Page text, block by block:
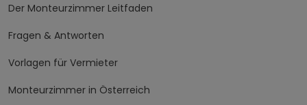
Der Monteurzimmer Leitfaden
Fragen & Antworten
Vorlagen für Vermieter
Monteurzimmer in Österreich